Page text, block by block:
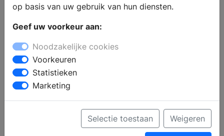
Wanneer u de badkamer gaat verbouwen vindt u in de
sanitair winkel alle informatie en inspiratie voor een
nieuwe badkamer. Welke badkamerstijl past bij u en
wat zijn de laatste badkamertrends en noviteiten? Wat
is de beste indeling en inrichting van uw
droombadkamer? Door middel van persoonlijk advies
van een ervaren medewerker kunt u een complete
badkamer samenstellen, die past bij uw woonstijl,
op basis van uw gebruik van hun diensten.
Geef uw voorkeur aan:
Noodzakelijke cookies
Voorkeuren
Statistieken
Marketing
Selectie toestaan Weigeren